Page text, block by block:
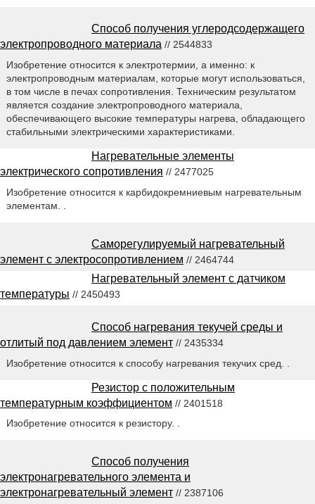
Способ получения углеродсодержащего
электропроводного материала // 2544833
Изобретение относится к электротермии, а именно: к
электропроводным материалам, которые могут использоваться,
в том числе в печах сопротивления. Техническим результатом
является создание электропроводного материала,
обеспечивающего высокие температуры нагрева, обладающего
стабильными электрическими характеристиками.
Нагревательные элементы
электрического сопротивления // 2477025
Изобретение относится к карбидокремниевым нагревательным
элементам. .
Саморегулируемый нагревательный
элемент с электросопротивлением // 2464744
Нагревательный элемент с датчиком
температуры // 2450493
Способ нагревания текучей среды и
отлитый под давлением элемент // 2435334
Изобретение относится к способу нагревания текучих сред. .
Резистор с положительным
температурным коэффициентом // 2401518
Изобретение относится к резистору. .
Способ получения
электронагревательного элемента и
электронагревательный элемент // 2387106